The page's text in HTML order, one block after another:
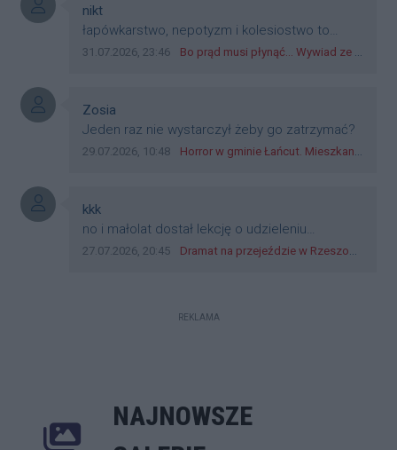
przejazdów dadzą radę. Albo ogarną, jak to
teraz młode ludzie mówią.
Autor komentarza:
nikt
Treść komentarza:
łapówkarstwo, nepotyzm i kolesiostwo to
norma w pge dystrybucja rzeszów, takie ***e
zagorzali pisowcy
Data dodania komentarza:
31.07.2026, 23:46 Źródło komentarza:
Bo prąd musi płynąć... Wywiad ze Zbigniewem Możdżeniem - Dyrektorem Generalnym Oddziału PGE Dystrybucja w Rzeszowie
Autor komentarza:
Zosia
Treść komentarza:
Jeden raz nie wystarczył żeby go zatrzymać?
Data dodania komentarza:
29.07.2026, 10:48 Źródło komentarza:
Horror w gminie Łańcut. Mieszkaniec Rzeszowa terroryzował rodzinę nożem i zaatakował policjantów! [VIDEO]
Autor komentarza:
kkk
Treść komentarza:
no i małolat dostał lekcję o udzieleniu
pierwszeństwa
Data dodania komentarza:
27.07.2026, 20:45 Źródło komentarza:
Dramat na przejeździe w Rzeszowie. 16-latek na hulajnodze wjechał wprost pod szynobus
REKLAMA
NAJNOWSZE